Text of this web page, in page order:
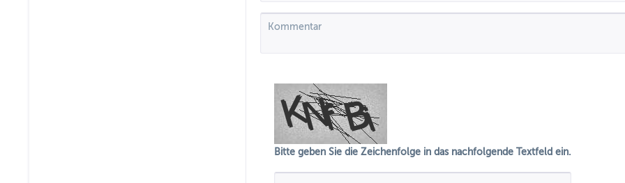
Bitte geben Sie die Zeichenfolge in das nachfolgende Textfeld ein.